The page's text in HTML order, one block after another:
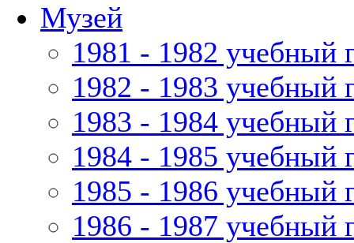
Музей
1981 - 1982 учебный
1982 - 1983 учебный
1983 - 1984 учебный
1984 - 1985 учебный
1985 - 1986 учебный
1986 - 1987 учебный